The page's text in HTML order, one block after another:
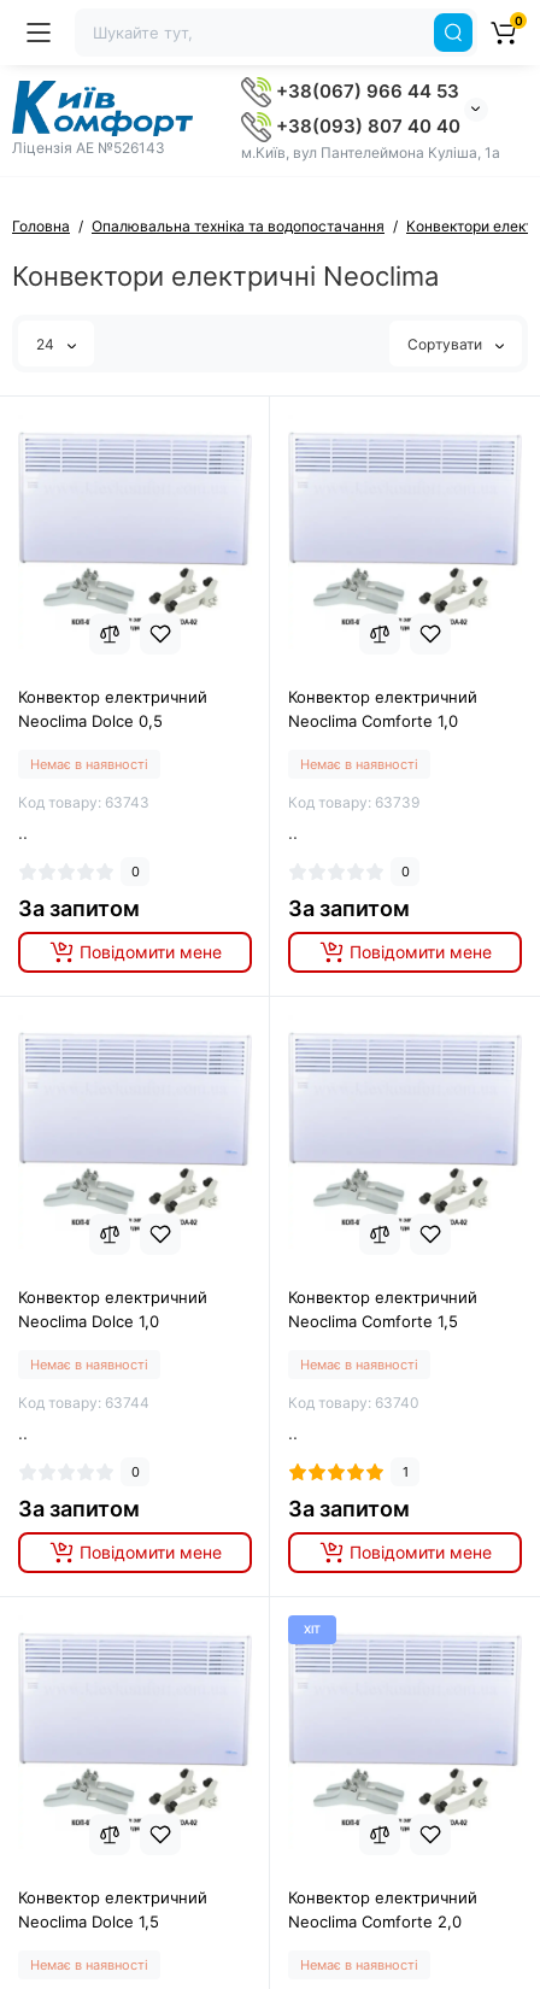
Ліцензія AE №526143
+38(067) 966 44 53
+38(093) 807 40 40
м.Київ, вул Пантелеймона Куліша, 1а
0
Головна Опалювальна техніка та водопостачання Конвектори
Конвектори електричні Neoclima
24 Сортувати
Конвектор електричний
Neoclima Dolce 0,5
Немає в наявності
Код товару: 63743
..
0
За запитом
Повідомити мене
Конвектор електричний
Neoclima Comforte 1,0
Немає в наявності
Код товару: 63739
..
0
За запитом
Повідомити мене
Конвектор електричний
Neoclima Dolce 1,0
Немає в наявності
Код товару: 63744
..
0
За запитом
Повідомити мене
Конвектор електричний
Neoclima Comforte 1,5
Немає в наявності
Код товару: 63740
..
1
За запитом
Повідомити мене
Конвектор електричний
Neoclima Dolce 1,5
Немає в наявності
ХІТ
Конвектор електричний
Neoclima Comforte 2,0
Немає в наявності